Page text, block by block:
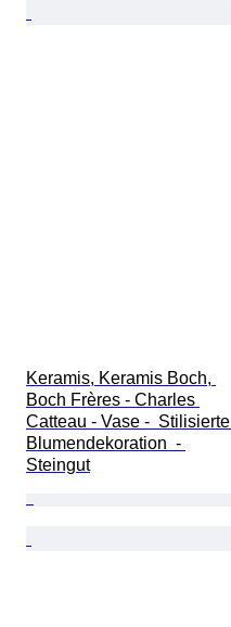
Keramis, Keramis Boch,
Boch Frères - Charles
Catteau - Vase -  Stilisierte
Blumendekoration  -
Steingut